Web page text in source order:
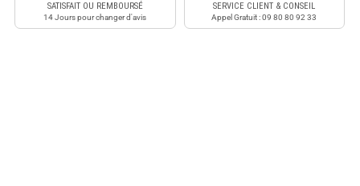
SATISFAIT OU REMBOURSÉ
14 Jours pour changer d'avis
SERVICE CLIENT & CONSEIL
Appel Gratuit : 09 80 80 92 33